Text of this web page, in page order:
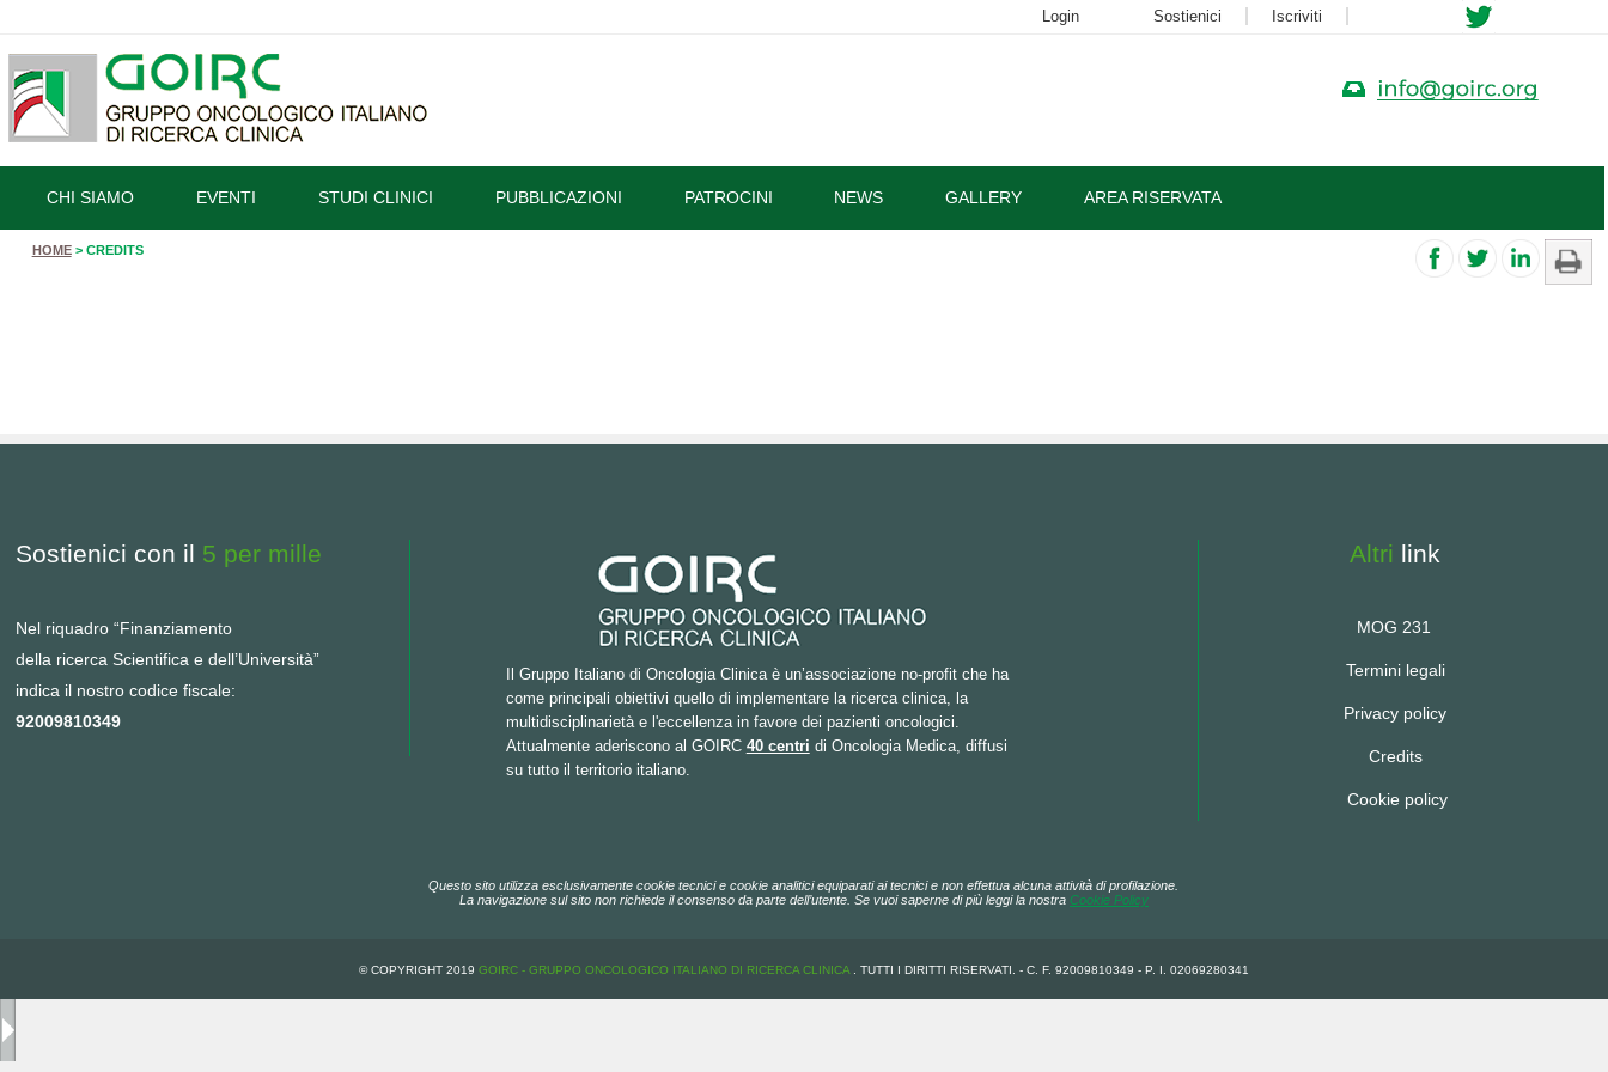
Login Sostienici Iscriviti
CHI SIAMO EVENTI STUDI CLINICI PUBBLICAZIONI PATROCINI NEWS GALLERY AREA RISERVATA
HOME> CREDITS
Sostienici con il 5 per mille
Nel riquadro “Finanziamento
della ricerca Scientifica e dell’Università”
indica il nostro codice fiscale:
92009810349
Il Gruppo Italiano di Oncologia Clinica è un’associazione no-profit che ha
come principali obiettivi quello di implementare la ricerca clinica, la
multidisciplinarietà e l'eccellenza in favore dei pazienti oncologici.
Attualmente aderiscono al GOIRC 40 centri di Oncologia Medica, diffusi
su tutto il territorio italiano.
Altri link
MOG 231
Termini legali
Privacy policy
Credits
Cookie policy
Questo sito utilizza esclusivamente cookie tecnici e cookie analitici equiparati ai tecnici e non effettua alcuna attività di profilazione.
La navigazione sul sito non richiede il consenso da parte dell’utente. Se vuoi saperne di più leggi la nostra Cookie Policy
© COPYRIGHT 2019 GOIRC - GRUPPO ONCOLOGICO ITALIANO DI RICERCA CLINICA . TUTTI I DIRITTI RISERVATI. - C. F. 92009810349 - P. I. 02069280341